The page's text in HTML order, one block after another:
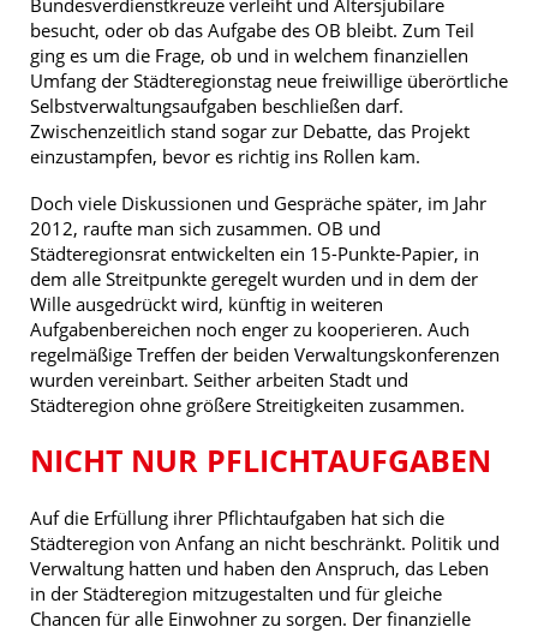
Bundesverdienstkreuze verleiht und Altersjubilare
besucht, oder ob das Aufgabe des OB bleibt. Zum Teil
ging es um die Frage, ob und in welchem finanziellen
Umfang der Städteregionstag neue freiwillige überörtliche
Selbstverwaltungsaufgaben beschließen darf.
Zwischenzeitlich stand sogar zur Debatte, das Projekt
einzustampfen, bevor es richtig ins Rollen kam.
Doch viele Diskussionen und Gespräche später, im Jahr
2012, raufte man sich zusammen. OB und
Städteregionsrat entwickelten ein 15-Punkte-Papier, in
dem alle Streitpunkte geregelt wurden und in dem der
Wille ausgedrückt wird, künftig in weiteren
Aufgabenbereichen noch enger zu kooperieren. Auch
regelmäßige Treffen der beiden Verwaltungskonferenzen
wurden vereinbart. Seither arbeiten Stadt und
Städteregion ohne größere Streitigkeiten zusammen.
NICHT NUR PFLICHTAUFGABEN
Auf die Erfüllung ihrer Pflichtaufgaben hat sich die
Städteregion von Anfang an nicht beschränkt. Politik und
Verwaltung hatten und haben den Anspruch, das Leben
in der Städteregion mitzugestalten und für gleiche
Chancen für alle Einwohner zu sorgen. Der finanzielle